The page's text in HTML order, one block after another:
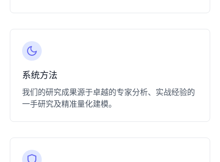
​系统方法​
我们的研究成果源于卓越的专家分析、实战经验的
一手研究及精准量化建模。